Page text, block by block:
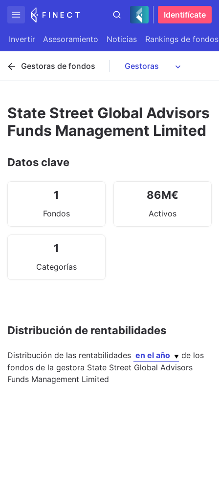
Identifícate
Invertir Asesoramiento Noticias Rankings de fondos
Gestoras de fondos
State Street Global Advisors
Funds Management Limited
Datos clave
1
Fondos
86M€
Activos
1
Categorías
Distribución de rentabilidades
Distribución de las rentabilidades en el año
de los
fondos de la gestora State Street Global Advisors
Funds Management Limited